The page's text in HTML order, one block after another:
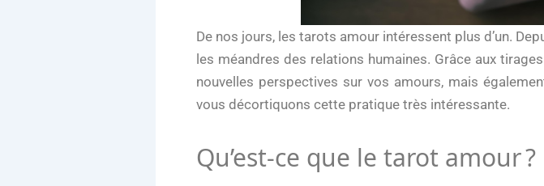
De nos jours, les tarots amour intéressent plus d’un.
les méandres des relations humaines. Grâce aux
nouvelles perspectives sur vos amours, mais
vous décortiquons cette pratique très intéressante.
Qu’est-ce que le tarot amour ?